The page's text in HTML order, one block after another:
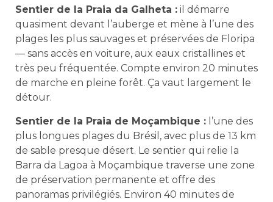
Sentier de la Praia da Galheta : il démarre
quasiment devant l’auberge et mène à l’une des
plages les plus sauvages et préservées de Floripa
— sans accès en voiture, aux eaux cristallines et
très peu fréquentée. Compte environ 20 minutes
de marche en pleine forêt. Ça vaut largement le
détour.
Sentier de la Praia de Moçambique : l’une des
plus longues plages du Brésil, avec plus de 13 km
de sable presque désert. Le sentier qui relie la
Barra da Lagoa à Moçambique traverse une zone
de préservation permanente et offre des
panoramas privilégiés. Environ 40 minutes de